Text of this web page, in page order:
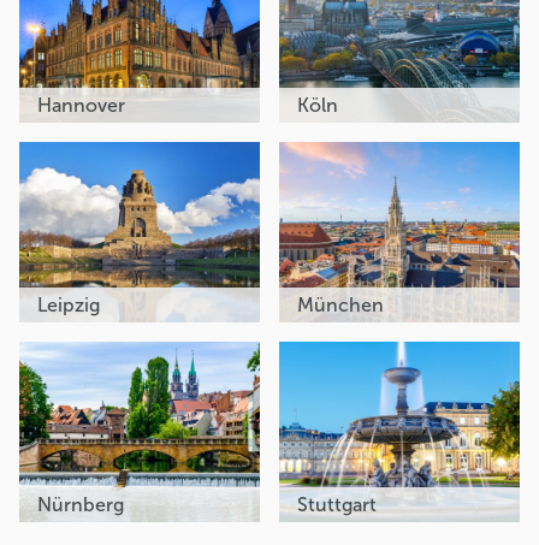
Hannover Köln
Leipzig München
Nürnberg Stuttgart